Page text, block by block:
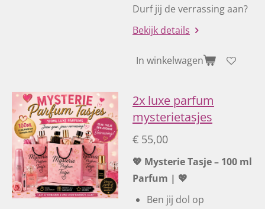
Durf jij de verrassing aan?
Bekijk details
In winkelwagen
2x luxe parfum
mysterietasjes
€ 55,00
💖 Mysterie Tasje – 100 ml
Parfum | 💖
Ben jij dol op